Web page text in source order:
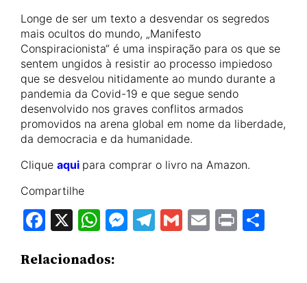
Longe de ser um texto a desvendar os segredos
mais ocultos do mundo, „Manifesto
Conspiracionista“ é uma inspiração para os que se
sentem ungidos à resistir ao processo impiedoso
que se desvelou nitidamente ao mundo durante a
pandemia da Covid-19 e que segue sendo
desenvolvido nos graves conflitos armados
promovidos na arena global em nome da liberdade,
da democracia e da humanidade.
Cliqueaqui para comprar o livro na Amazon.
Compartilhe
Facebook
X WhatsApp
Messenger
Telegram
GmailEmail
Print
Relacionados: